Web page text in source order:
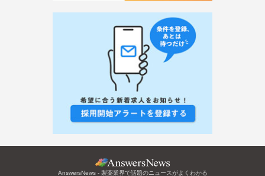
AnswersNews - 製薬業界で話題のニュースがよくわかる